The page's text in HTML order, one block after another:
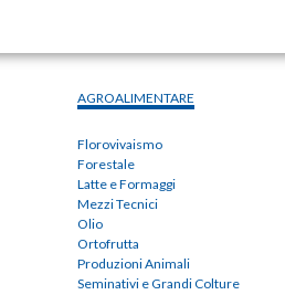
AGROALIMENTARE
Florovivaismo
Forestale
Latte e Formaggi
Mezzi Tecnici
Olio
Ortofrutta
Produzioni Animali
Seminativi e Grandi Colture